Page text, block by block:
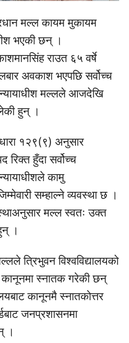
मल्लकायम मुकायम
भएकी छन् ।
राउत६५ वर्षे
अवकाश भएपछि सर्वोच्च
मल्लले आजदेखि
हुन् ।
१२९(९) अनुसार
रिक्त हुँदा सर्वोच्च
कामु
सम्हाल्ने व्यवस्था छ ।
मल्ल स्वतः उक्त
।
त्रिभुवन विश्वविद्यालयको
कानूनमा स्नातक गरेकी छन्
कानूनमै स्नातकोत्तर
जनप्रशासनमा
।